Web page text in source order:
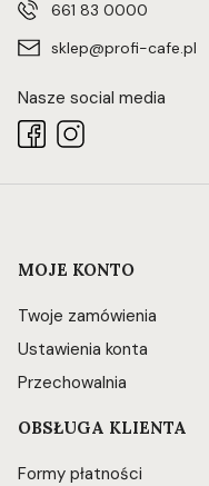
661 83 0000
sklep@profi-cafe.pl
Nasze social media
Linki w stopce
MOJE KONTO
Twoje zamówienia
Ustawienia konta
Przechowalnia
OBSŁUGA KLIENTA
Formy płatności